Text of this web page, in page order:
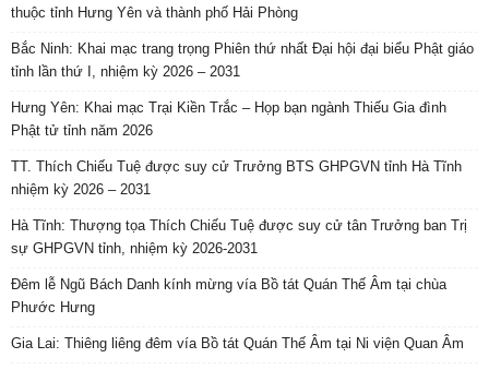
thuộc tỉnh Hưng Yên và thành phố Hải Phòng
Bắc Ninh: Khai mạc trang trọng Phiên thứ nhất Đại hội đại biểu Phật giáo
tỉnh lần thứ I, nhiệm kỳ 2026 – 2031
Hưng Yên: Khai mạc Trại Kiền Trắc – Họp bạn ngành Thiếu Gia đình
Phật tử tỉnh năm 2026
TT. Thích Chiếu Tuệ được suy cử Trưởng BTS GHPGVN tỉnh Hà Tĩnh
nhiệm kỳ 2026 – 2031
Hà Tĩnh: Thượng tọa Thích Chiếu Tuệ được suy cử tân Trưởng ban Trị
sự GHPGVN tỉnh, nhiệm kỳ 2026-2031
Đêm lễ Ngũ Bách Danh kính mừng vía Bồ tát Quán Thế Âm tại chùa
Phước Hưng
Gia Lai: Thiêng liêng đêm vía Bồ tát Quán Thế Âm tại Ni viện Quan Âm